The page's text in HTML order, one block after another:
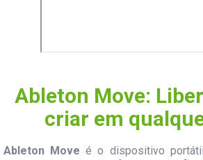
Ableton Move:
criar em
Ableton Move é o dispositivo